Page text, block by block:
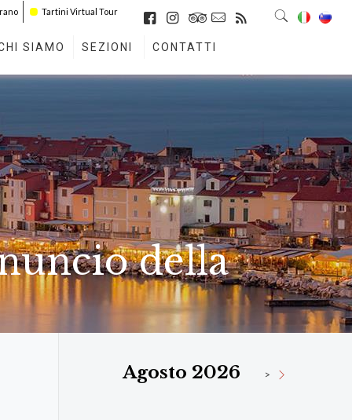
Tartini Virtual Tour
SIAMO SEZIONI CONTATTI
della
Agosto 2026 >